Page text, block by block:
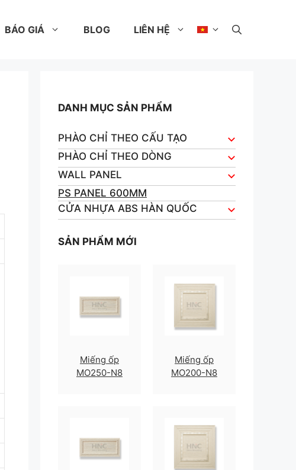
BÁO GIÁ BLOG LIÊN HỆ
DANH MỤC SẢN PHẨM
PHÀO CHỈ THEO CẤU TẠO
PHÀO CHỈ THEO DÒNG
WALL PANEL
PS PANEL 600MM
CỬA NHỰA ABS HÀN QUỐC
SẢN PHẨM MỚI
Miếng ốp
MO250-N8
Miếng ốp
MO200-N8